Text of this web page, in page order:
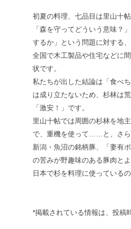
初夏の料理、七品目は里山十
「森を守ってどういう意味？
するか」という問題に対する
全国で木工製品や住宅などに
状です。
私たちが出した結論は「食べ
は成り立たないため、杉林は
「激安！」です。
里山十帖では周囲の杉林を地
で、重機を使って……と、さら
新潟・魚沼の銘柄豚、「妻有
の苦みが野趣味のある豚肉とよ
日本で杉を料理に使っている
*掲載されている情報は、投稿